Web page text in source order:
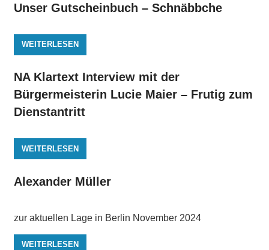
Unser Gutscheinbuch – Schnäbbche
WEITERLESEN
NA Klartext Interview mit der
Bürgermeisterin Lucie Maier – Frutig zum
Dienstantritt
WEITERLESEN
Alexander Müller
zur aktuellen Lage in Berlin November 2024
WEITERLESEN